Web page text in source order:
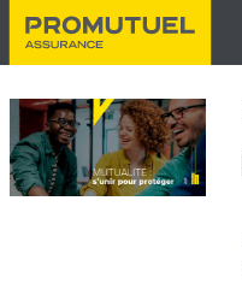
Aller
principal
Image